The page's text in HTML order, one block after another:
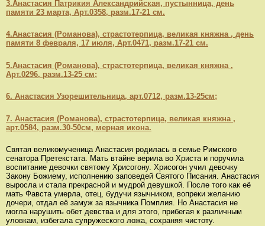
3.Анастасия Патрикия Александрийская, пустынница, день
памяти 23 марта, Арт.0358, разм.17-21 см.
4.Анастасия (Романова), страстотерпица, великая княжна , день
памяти 8 февраля, 17 июля, Арт.0471, разм.17-21 см.
5.Анастасия (Романова), страстотерпица, великая княжна ,
Арт.0296, разм.13-25 см;
6. Анастасия Узорешительница, арт.0712, разм.13-25см;
7. Анастасия (Романова), страстотерпица, великая княжна ,
арт.0584, разм.30-50см, мерная икона.
Святая великомученица Анастасия родилась в семье Римского
сенатора Претекстата. Мать втайне верила во Христа и поручила
воспитание девочки святому Хрисогону. Хрисогон учил девочку
Закону Божиему, исполнению заповедей Святого Писания. Анастасия
выросла и стала прекрасной и мудрой девушкой. После того как её
мать Фавста умерла, отец, будучи язычником, вопреки желанию
дочери, отдал её замуж за язычника Помплия. Но Анастасия не
могла нарушить обет девства и для этого, прибегая к различным
уловкам, избегала супружеского ложа, сохраняя чистоту.